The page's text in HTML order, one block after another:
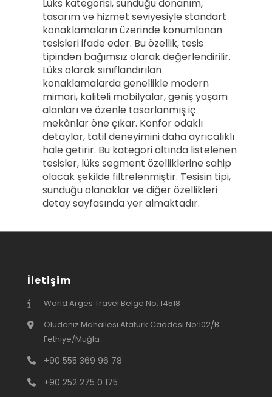
Lüks kategorisi, sunduğu donanım,
tasarım ve hizmet seviyesiyle standart
konaklamaların üzerinde konumlanan
tesisleri ifade eder. Bu özellik, tesis
tipinden bağımsız olarak değerlendirilir.
Lüks olarak sınıflandırılan
konaklamalarda genellikle modern
mimari, kaliteli mobilyalar, geniş yaşam
alanları ve özenle tasarlanmış iç
mekânlar öne çıkar. Konfor odaklı
detaylar, tatil deneyimini daha ayrıcalıklı
hale getirir. Bu kategori altında listelenen
tesisler, lüks segment özelliklerine sahip
olacak şekilde filtrelenmiştir. Tesisin tipi,
sunduğu olanaklar ve diğer özellikleri
detay sayfasında yer almaktadır.
İletişim
World Arges Travel Belge No: 14518
Ölüdeniz Mahallesi Atatürk Caddesi No:102/B
Fethiye/Muğla
+90 555 369 96 78
+90 252 275 0 175